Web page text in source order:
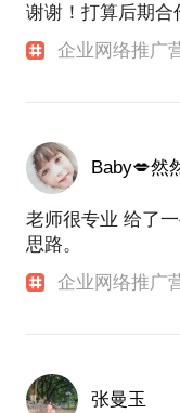
谢谢！打算后期合
企业网络推广
Baby💋然
老师很专业 给了
思路。
企业网络推广
张曼玉